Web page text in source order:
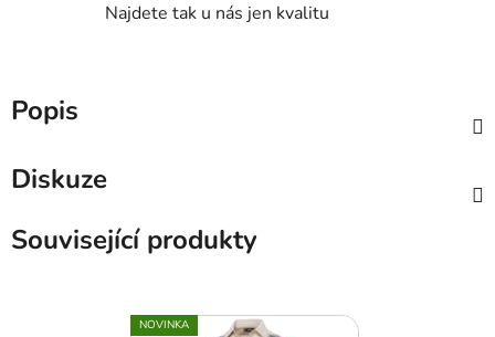
Najdete tak u nás jen kvalitu
Popis
Diskuze
Související produkty
NOVINKA